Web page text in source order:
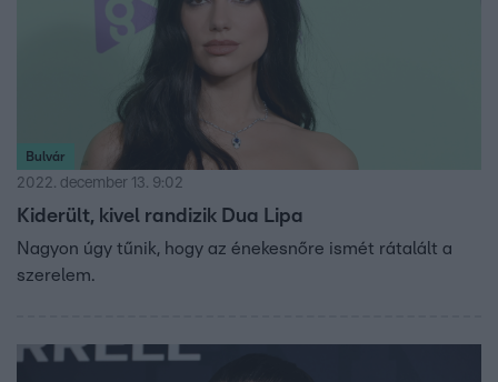
Bulvár
2022. december 13. 9:02
Kiderült, kivel randizik Dua Lipa
Nagyon úgy tűnik, hogy az énekesnőre ismét rátalált a
szerelem.